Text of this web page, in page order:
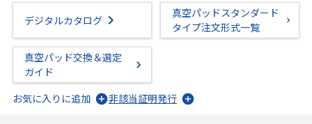
デジタルカタログ
真空パッドスタンダード
タイプ注文形式一覧
真空パッド交換＆選定
ガイド
お気に入りに追加
非該当証明発行